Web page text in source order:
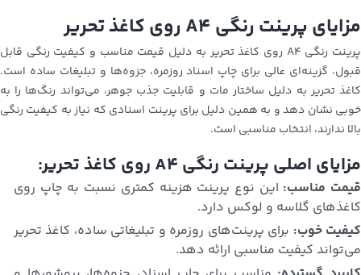
مزایای پرینت رنگی A4 روی کاغذ تحریر
پرینت رنگی A4 روی کاغذ تحریر به دلیل قیمت مناسب و کیفیت رنگی قابل
قبول، گزینه‌ای عالی برای چاپ اسناد روزمره، جزوه‌ها و تبلیغات ساده است.
کاغذ تحریر به دلیل ساختار مات و قابلیت جذب جوهر، می‌تواند رنگ‌ها را به
خوبی نشان دهد و به همین دلیل برای پرینت اسنادی که نیاز به کیفیت رنگی
بالا ندارند، انتخاب مناسبی است.
مزایای اصلی پرینت رنگی A4 روی کاغذ تحریر:
قیمت مناسب: این نوع پرینت هزینه کمتری نسبت به چاپ روی
کاغذهای گلاسه و لوکس دارد.
کیفیت خوب: برای پرینت‌های روزمره و تبلیغاتی ساده، کاغذ تحریر
می‌تواند کیفیت مناسبی ارائه دهد.